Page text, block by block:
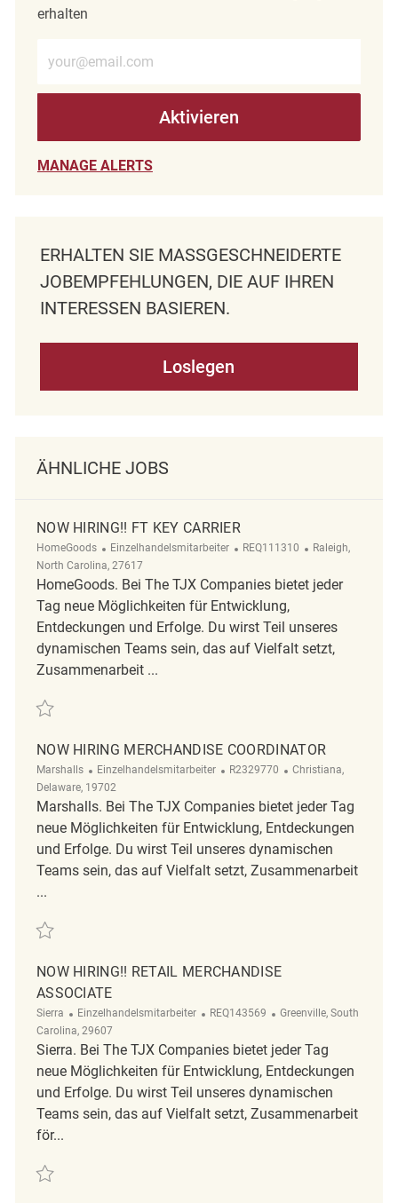
erhalten
Aktivieren
MANAGE ALERTS
ERHALTEN SIE MASSGESCHNEIDERTE J
OBEMPFEHLUNGEN, DIE AUF IHREN I
NTERESSEN BASIEREN.
Loslegen
ÄHNLICHE JOBS
NOW HIRING!! FT KEY CARRIER
HomeGoods Kategorie
Einzelhandelsmitarbeiter ReqId
REQ111310 Ort
Raleigh,
North Carolina, 27617
HomeGoods. Bei The TJX Companies bietet jeder
Tag neue Möglichkeiten für Entwicklung,
Entdeckungen und Erfolge. Du wirst Teil unseres
dynamischen Teams sein, das auf Vielfalt setzt,
Zusammenarbeit ...
Retten Now Hiring!! FT Key Carrier REQ111310
NOW HIRING MERCHANDISE COORDINATOR
Marshalls Kategorie
Einzelhandelsmitarbeiter ReqId
R2329770 Ort
Christiana,
Delaware, 19702
Marshalls. Bei The TJX Companies bietet jeder Tag
neue Möglichkeiten für Entwicklung, Entdeckungen
und Erfolge. Du wirst Teil unseres dynamischen
Teams sein, das auf Vielfalt setzt, Zusammenarbeit
...
Retten Now Hiring Merchandise Coordinator R2329770
NOW HIRING!! RETAIL MERCHANDISE
ASSOCIATE
Sierra Kategorie
Einzelhandelsmitarbeiter ReqId
REQ143569 Ort
Greenville, South
Carolina, 29607
Sierra. Bei The TJX Companies bietet jeder Tag
neue Möglichkeiten für Entwicklung, Entdeckungen
und Erfolge. Du wirst Teil unseres dynamischen
Teams sein, das auf Vielfalt setzt, Zusammenarbeit
för...
Retten NOW HIRING!! Retail Merchandise Associate REQ143569